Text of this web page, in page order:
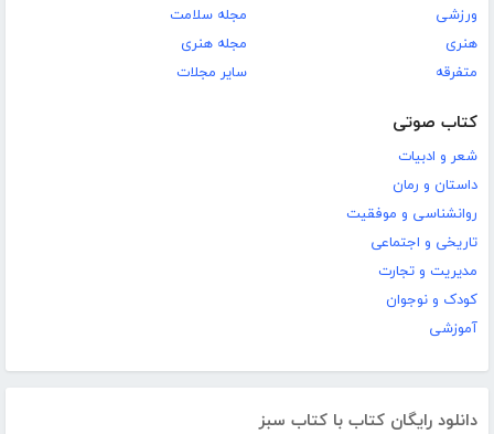
ورزشی
هنری
متفرقه
مجله سلامت
مجله هنری
سایر مجلات
کتاب صوتی
شعر و ادبیات
داستان و رمان
روانشناسی و موفقیت
تاریخی و اجتماعی
مدیریت و تجارت
کودک و نوجوان
آموزشی
دانلود رایگان کتاب با کتاب سبز